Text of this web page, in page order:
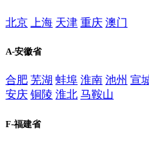
北京 上海 天津 重庆 澳门
A-安徽省
合肥 芜湖 蚌埠 淮南 池州 宣
安庆 铜陵 淮北 马鞍山
F-福建省